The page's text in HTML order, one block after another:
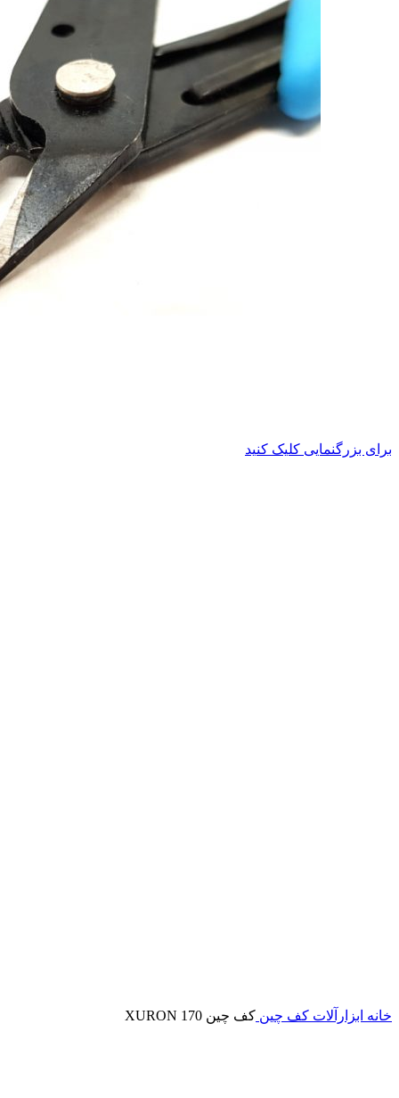
برای بزرگنمایی کلیک کنید
خانه ابزارآلات کف چین کف چین XURON 170